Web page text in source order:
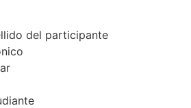
del participante